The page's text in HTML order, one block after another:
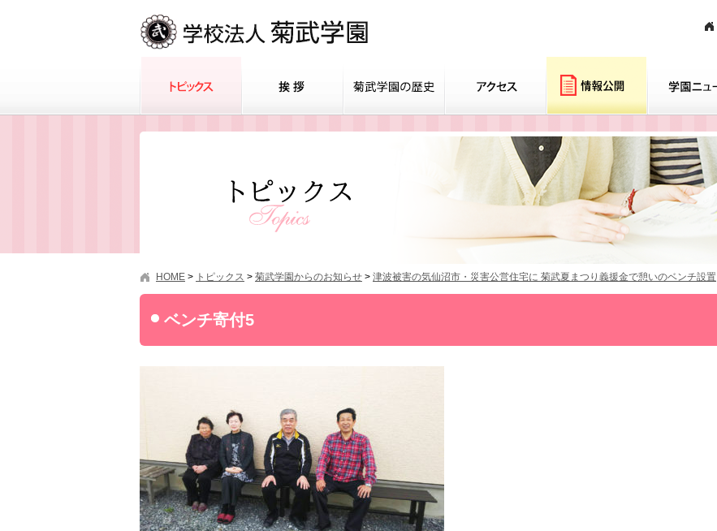
HOME > トピックス > 菊武学園からのお知らせ > 津波被害の気仙沼市・災害公営住宅に 菊武夏まつり義援金で憩いのベンチ設置
ベンチ寄付5